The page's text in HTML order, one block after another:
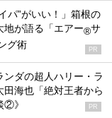
パ”がいい！」箱根の
地が語る「エアー®サ
グ術 PR
ダの超人ハリー・ラ
海也「絶対王者から
②》
PR